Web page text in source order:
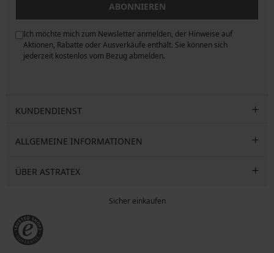
ABONNIEREN
Ich möchte mich zum Newsletter anmelden, der Hinweise auf
Aktionen, Rabatte oder Ausverkäufe enthält. Sie können sich
jederzeit kostenlos vom Bezug abmelden.
KUNDENDIENST
ALLGEMEINE INFORMATIONEN
ÜBER ASTRATEX
Sicher einkaufen